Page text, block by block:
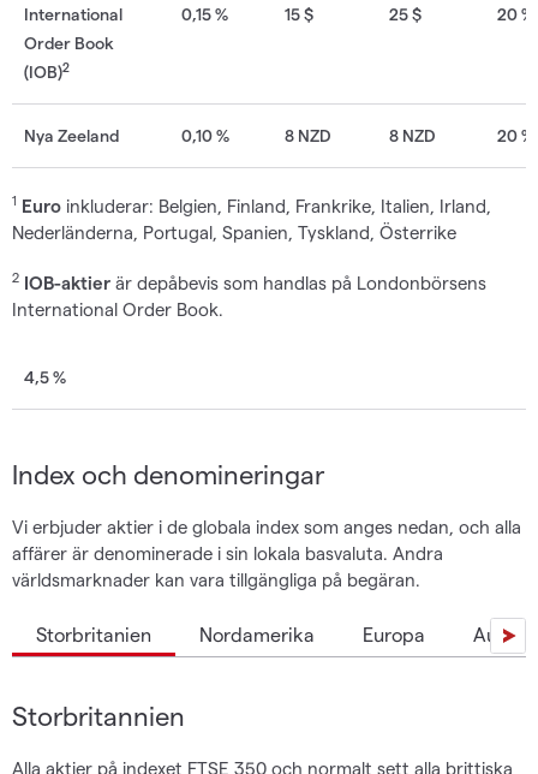
International
Order Book
(IOB)2
0,15 % 15 $ 25$ 20 %
Nya Zeeland 0,10 % 8 NZD 8 NZD 20 %
1 Euro inkluderar: Belgien, Finland, Frankrike, Italien, Irland,
Nederländerna, Portugal, Spanien, Tyskland, Österrike
2 IOB-aktier är depåbevis som handlas på Londonbörsens
International Order Book.
4,5 %
Index och denomineringar
Vi erbjuder aktier i de globala index som anges nedan, och alla
affärer är denominerade i sin lokala basvaluta. Andra
världsmarknader kan vara tillgängliga på begäran.
Storbritanien Nordamerika Europa
Storbritannien
Alla aktier på indexet FTSE 350 och normalt sett alla brittiska